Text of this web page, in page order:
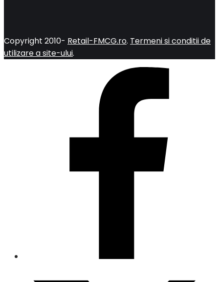
Copyright 2010- Retail-FMCG.ro. Termeni si conditii de
utilizare a site-ului.